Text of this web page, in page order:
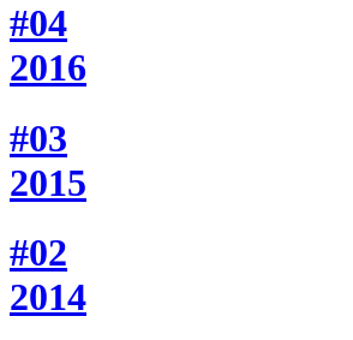
#04
2016
#03
2015
#02
2014